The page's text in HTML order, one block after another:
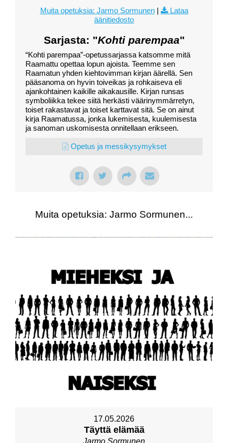
Muita opetuksia: Jarmo Sormunen|
Lataa
äänitiedosto
Sarjasta: "Kohti parempaa"
“Kohti parempaa”-opetussarjassa katsomme mitä
Raamattu opettaa lopun ajoista. Teemme sen
Raamatun yhden kiehtovimman kirjan äärellä. Sen
pääsanoma on hyvin toiveikas ja rohkaiseva eli
ajankohtainen kaikille aikakausille. Kirjan runsas
symboliikka tekee siitä herkästi väärinymmärretyn,
toiset rakastavat ja toiset karttavat sitä. Se on ainut
kirja Raamatussa, jonka lukemisesta, kuulemisesta
ja sanoman uskomisesta onnitellaan erikseen.
Opetus ja messikysymykset
Muita opetuksia: Jarmo Sormunen...
17.05.2026
Täyttä elämää
Jarmo Sormunen